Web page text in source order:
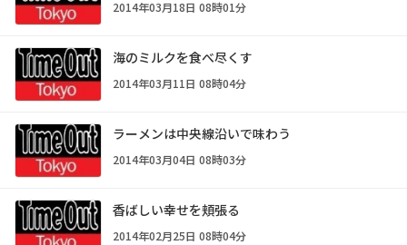
2014年03月18日 08時01分
海のミルクを食べ尽くす
2014年03月11日 08時04分
ラーメンは中央線沿いで味わう
2014年03月04日 08時03分
香ばしい幸せを頬張る
2014年02月25日 08時04分